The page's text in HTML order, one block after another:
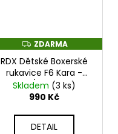
Z
D
A
R
M
A
ZDARMA
RDX Dětské Boxerské
rukavice F6 Kara -
černo/bílé - BGR-
F6MW_DTS
Skladem (3 ks)
990 Kč
DETAIL